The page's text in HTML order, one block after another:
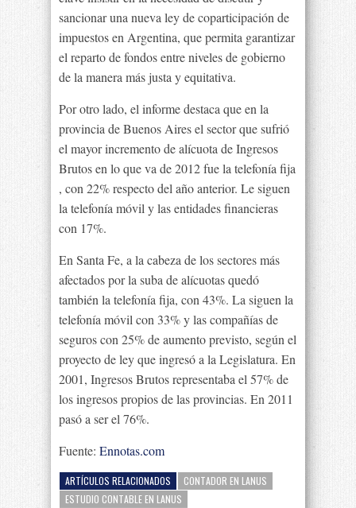
sancionar una nueva ley de coparticipación de
impuestos en Argentina, que permita garantizar
el reparto de fondos entre niveles de gobierno
de la manera más justa y equitativa.
Por otro lado, el informe destaca que en la
provincia de Buenos Aires el sector que sufrió
el mayor incremento de alícuota de Ingresos
Brutos en lo que va de 2012 fue la telefonía fija
, con 22% respecto del año anterior. Le siguen
la telefonía móvil y las entidades financieras
con 17%.
En Santa Fe, a la cabeza de los sectores más
afectados por la suba de alícuotas quedó
también la telefonía fija, con 43%. La siguen la
telefonía móvil con 33% y las compañías de
seguros con 25% de aumento previsto, según el
proyecto de ley que ingresó a la Legislatura. En
2001, Ingresos Brutos representaba el 57% de
los ingresos propios de las provincias. En 2011
pasó a ser el 76%.
Fuente: Ennotas.com
ARTÍCULOS RELACIONADOS
CONTADOR EN LANUS
ESTUDIO CONTABLE EN LANUS